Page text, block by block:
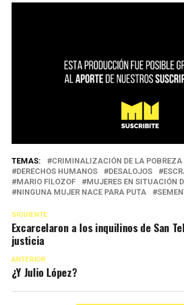
TEMAS:
CRIMINALIZACIÓN DE LA POBREZA
DERECHOS HUMANOS
DESALOJOS
MARIO FILOZOF
MUJERES EN SITUACIÓN
NINGUNA MUJER NACE PARA PUTA
SIGUIENTE
Excarcelaron a los inquilinos de San
justicia
ANTERIOR
¿Y Julio López?